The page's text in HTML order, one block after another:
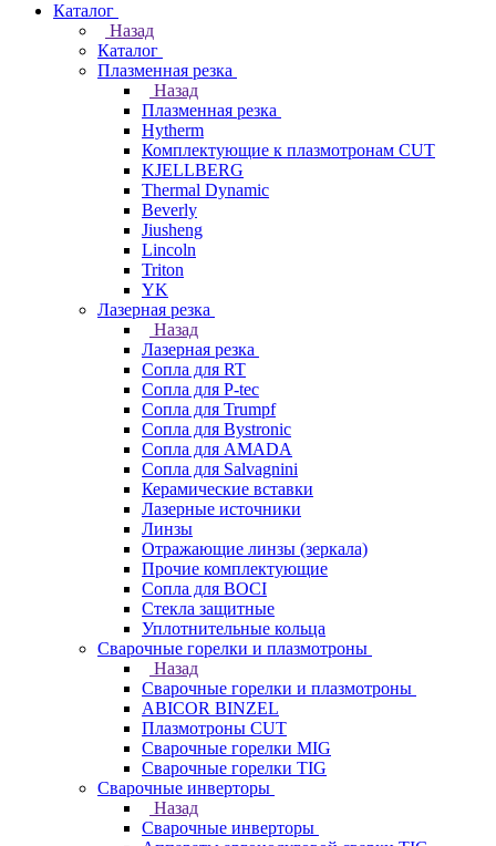
Каталог
Назад
Каталог
Плазменная резка
Назад
Плазменная резка
Hytherm
Комплектующие к плазмотронам CUT
KJELLBERG
Thermal Dynamic
Beverly
Jiusheng
Lincoln
Triton
YK
Лазерная резка
Назад
Лазерная резка
Сопла для RT
Сопла для P-tec
Сопла для Trumpf
Сопла для Bystronic
Сопла для AMADA
Сопла для Salvagnini
Керамические вставки
Лазерные источники
Линзы
Отражающие линзы (зеркала)
Прочие комплектующие
Сопла для BOCI
Стекла защитные
Уплотнительные кольца
Сварочные горелки и плазмотроны
Назад
Сварочные горелки и плазмотроны
ABICOR BINZEL
Плазмотроны CUT
Сварочные горелки MIG
Сварочные горелки TIG
Сварочные инверторы
Назад
Сварочные инверторы